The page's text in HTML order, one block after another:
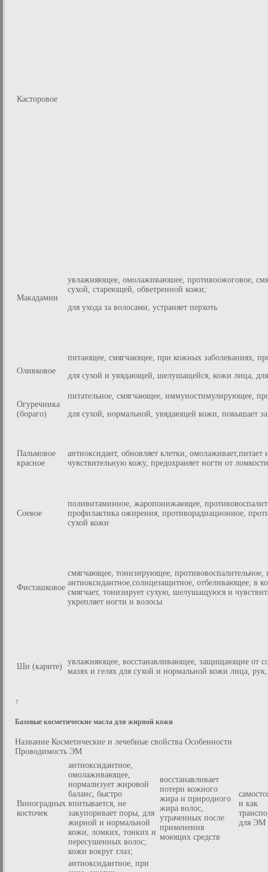
Касторовое
Макадамии
увлажняющее, омолаживаюшее, противоожоговое,
сухой, стареющей, обветренной кожи;
для ухода за волосами, устраняет перхоть
Оливковое
питающее, смягчающее, при кожных заболеваниях,
для сухой и увядающей, шелушащейся, кожи лица,
Огуречника
(бораго)
питательное, смягчающее, иммуностимулирующее,
для сухой, нормальной, увядающей кожи, повышает
Пальмовое
красное
антиоксидант, обновляет клетки,
чувствительную кожу, предохраняет ногти от
Соевое
поливитаминное, жаропонижающее,
профилактика ожирения, противорадиационное,
сухой кожи
Фисташковое
смягчающее, тонизирующее, противовоспалительное,
антиоксидантное,солнцезащитное, отбеливающее; в
смягчает, тонизирует сухую, шелушащуюся и
укрепляет ногти и волосы
Ши (карите)
увлажняющее, восстанавливающее, защищающие от
мазях и гелях для сухой и нормальной кожи лица,
↑
Базовые косметические масла для жирной кожи
Название Косметические и лечебные свойства Особенности
Проводимость ЭМ
Виноградных
косточек
антиоксидантное,
омолаживающее,
нормализует жировой
баланс, быстро
впитывается, не
закупоривает поры, для
жирной и нормальной
кожи, ломких, тонких и
пересушенных волос;
кожи вокруг глаз;
восстанавливает
потери кожного
жира и природного
жира волос,
утраченных после
применения
моющих средств
и как
для ЭМ
антиоксидантное, при